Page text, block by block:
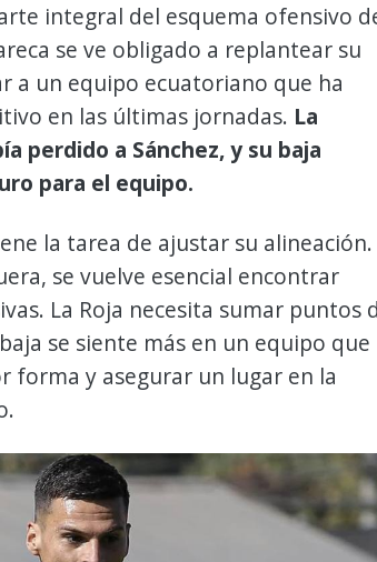
integral del esquema ofensivo
se ve obligado a replantear su
a un equipo ecuatoriano que ha
en las últimas jornadas. La
perdido a Sánchez, y su baja
para el equipo.
la tarea de ajustar su alineación.
se vuelve esencial encontrar
La Roja necesita sumar puntos
se siente más en un equipo que
forma y asegurar un lugar en la